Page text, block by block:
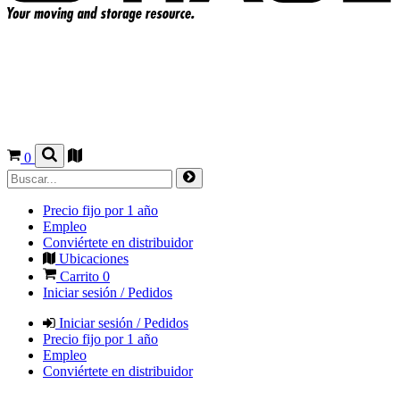
0
Precio fijo por 1 año
Empleo
Conviértete en distribuidor
Ubicaciones
Carrito 0
Iniciar sesión / Pedidos
Iniciar sesión / Pedidos
Precio fijo por 1 año
Empleo
Conviértete en distribuidor